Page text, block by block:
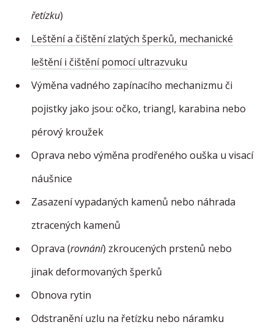
řetízku)
Leštění a čištění zlatých šperků, mechanické
leštění i čištění pomocí ultrazvuku
Výměna vadného zapínacího mechanizmu či
pojistky jako jsou: očko, triangl, karabina nebo
pérový kroužek
Oprava nebo výměna prodřeného ouška u visací
náušnice
Zasazení vypadaných kamenů nebo náhrada
ztracených kamenů
Oprava (rovnání) zkroucených prstenů nebo
jinak deformovaných šperků
Obnova rytin
Odstranění uzlu na řetízku nebo náramku